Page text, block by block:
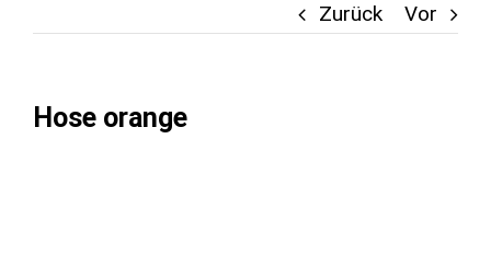
Zurück Vor
Hose orange